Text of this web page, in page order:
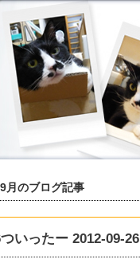
月 のブログ記事
いったー 2012-09-26